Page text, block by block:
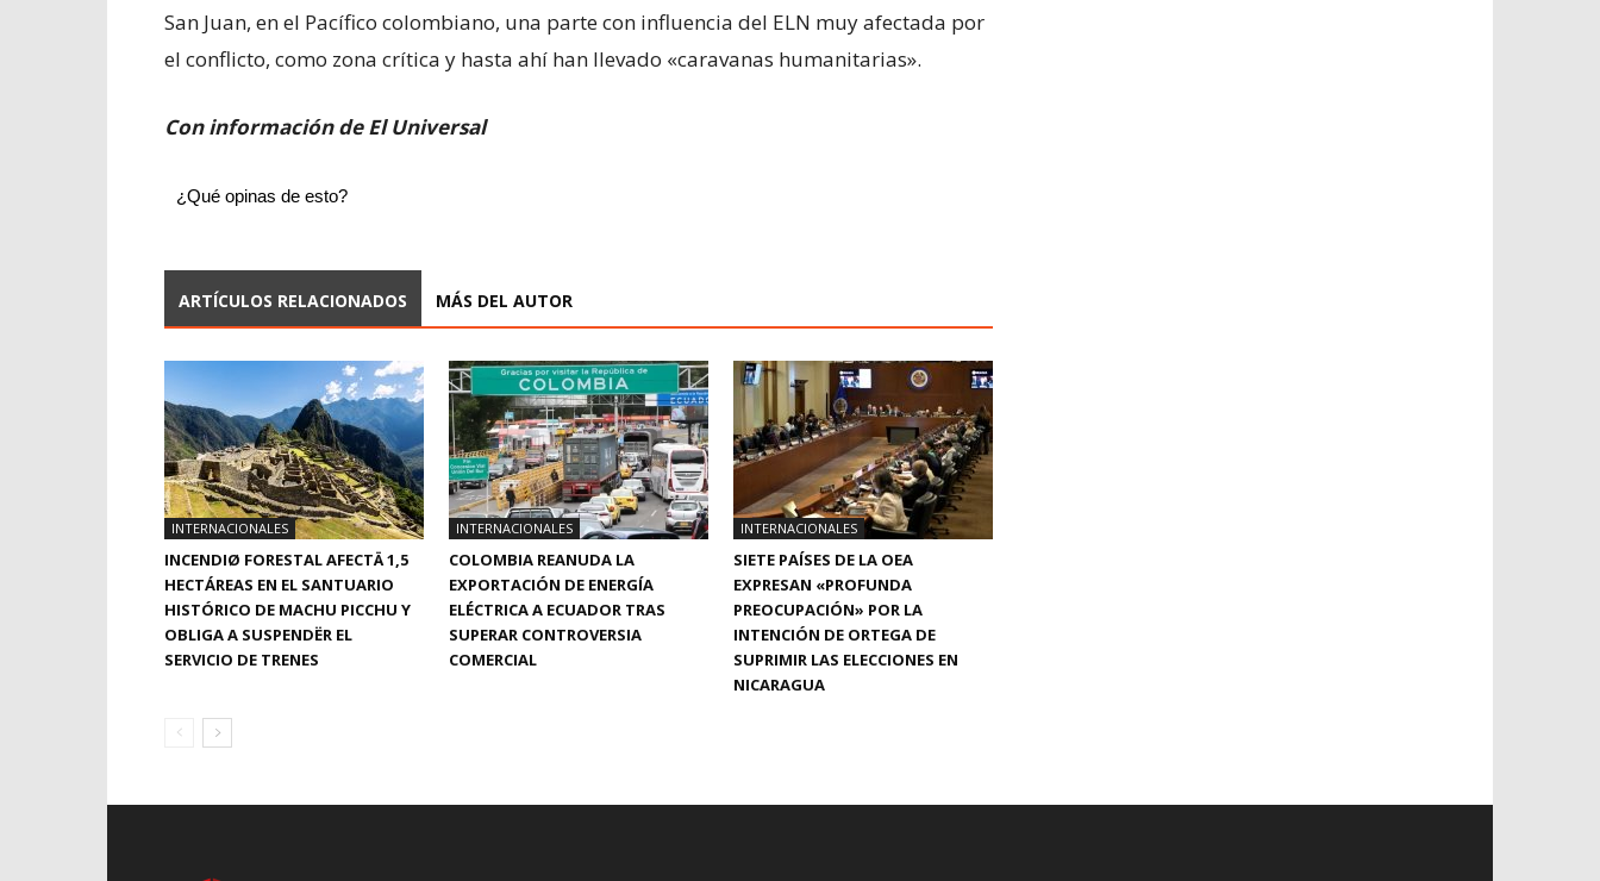
San Juan, en el Pacífico colombiano, una parte con influencia del ELN muy afectada por
el conflicto, como zona crítica y hasta ahí han llevado «caravanas humanitarias».
Con información de El Universal
¿Qué opinas de esto?
ARTÍCULOS RELACIONADOS MÁS DEL AUTOR
INTERNACIONALES
INCENDIØ FORESTAL AFECTÄ 1,5
HECTÁREAS EN EL SANTUARIO
HISTÓRICO DE MACHU PICCHU Y
OBLIGA A SUSPENDËR EL
SERVICIO DE TRENES
INTERNACIONALES
COLOMBIA REANUDA LA
EXPORTACIÓN DE ENERGÍA
ELÉCTRICA A ECUADOR TRAS
SUPERAR CONTROVERSIA
COMERCIAL
INTERNACIONALES
SIETE PAÍSES DE LA OEA
EXPRESAN «PROFUNDA
PREOCUPACIÓN» POR LA
INTENCIÓN DE ORTEGA DE
SUPRIMIR LAS ELECCIONES EN
NICARAGUA